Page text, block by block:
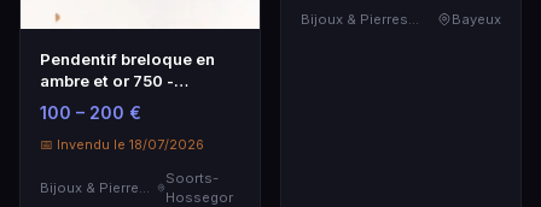
Pendentif breloque en
ambre et or 750 -
Élégance intemporelle
100 – 200 €
📅 Invendu le 18/07/2026
Soorts-
Hossegor
Bijoux & Pierres Précieuses
Bayeux